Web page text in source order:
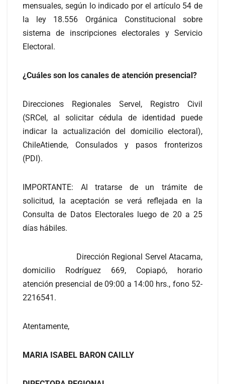
mensuales, según lo indicado por el artículo 54 de
la ley 18.556 Orgánica Constitucional sobre
sistema de inscripciones electorales y Servicio
Electoral.
¿Cuáles son los canales de atención presencial?
Direcciones Regionales Servel, Registro Civil
(SRCeI, al solicitar cédula de identidad puede
indicar la actualización del domicilio electoral),
ChileAtiende, Consulados y pasos fronterizos
(PDI).
IMPORTANTE: Al tratarse de un trámite de
solicitud, la aceptación se verá reflejada en la
Consulta de Datos Electorales luego de 20 a 25
días hábiles.
Dirección Regional Servel Atacama,
domicilio Rodríguez 669, Copiapó, horario
atención presencial de 09:00 a 14:00 hrs., fono 52-
2216541.
Atentamente,
MARIA ISABEL BARON CAILLY